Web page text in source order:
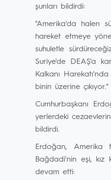
şunları bildirdi:
"Amerika'da halen
hareket etmeye
suhuletle
Suriye'de DEAŞ'a
Kalkanı
binin üzerine çıkıyor."
Cumhurbaşkanı
yerlerdeki
bildirdi.
Erdoğan, Amerika
Bağdadi'nin eşi, kız
devam etti: